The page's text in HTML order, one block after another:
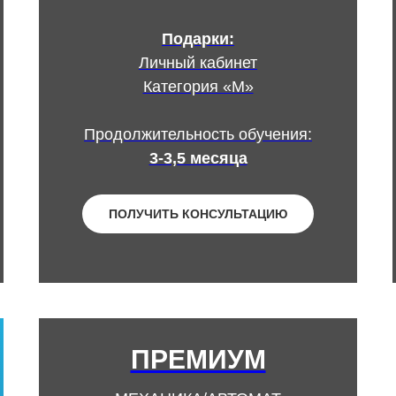
Подарки:
Личный кабинет
Категория «М»
Продолжительность обучения:
3-3,5 месяца
ПОЛУЧИТЬ КОНСУЛЬТАЦИЮ
ПРЕМИУМ